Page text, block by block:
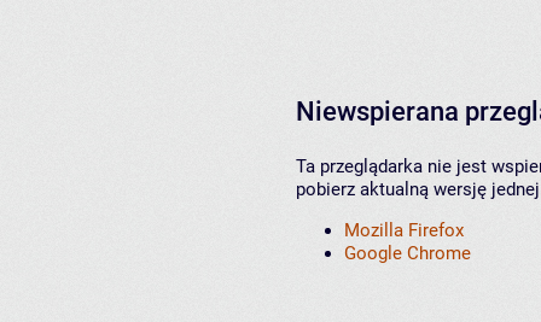
Niewspierana
Ta przeglądarka nie jest
pobierz aktualną wersję
Mozilla Firefox
Google Chrome